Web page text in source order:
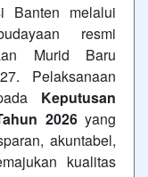
Banten melalui
resmi
Murid Baru
Pelaksanaan
Keputusan
2026yang
akuntabel,
kualitas